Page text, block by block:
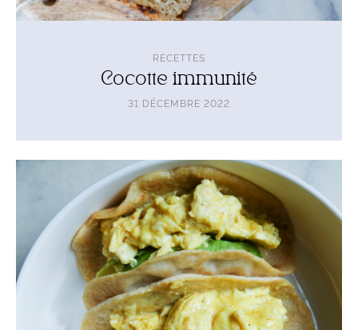
Cocotte immunité
31 DÉCEMBRE 2022
RECETTES
Lire
déjeuner